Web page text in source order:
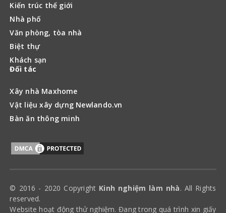
Kiến trúc thế giới
Nhà phố
Văn phòng, tòa nhà
Biệt thự
Khách sạn
Đối tác
Xây nhà Maxhome
Vật liệu xây dựng Newlando.vn
Bàn ăn thông minh
© 2016 - 2020 Copyright Kinh nghiệm làm nhà. All Rights
reserved.
Website hoạt động thử nghiệm. Đang trong quá trình xin giấy